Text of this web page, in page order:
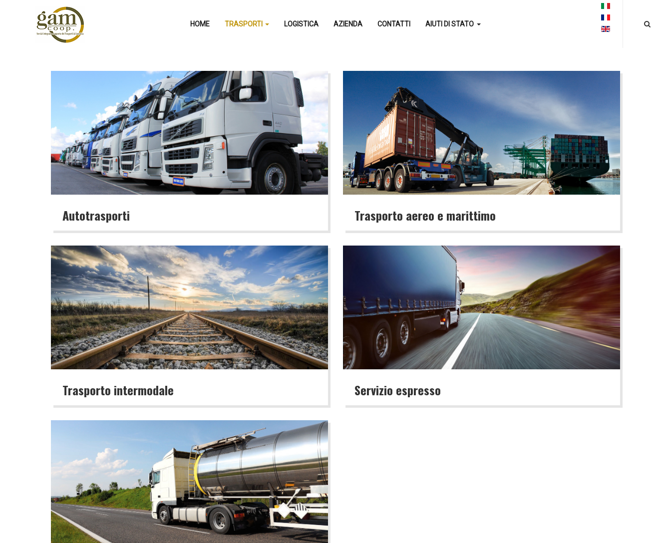
HOME TRASPORTI LOGISTICA AZIENDA CONTATTI AIUTI DI STATO
Autotrasporti Trasporto aereo e marittimo
Trasporto intermodale Servizio espresso